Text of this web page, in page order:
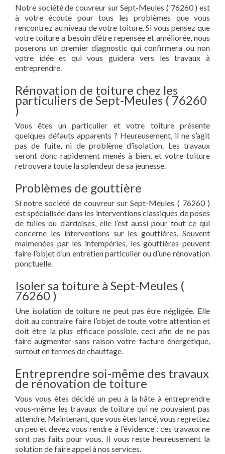
Notre société de couvreur sur Sept-Meules ( 76260 ) est
à votre écoute pour tous les problèmes que vous
rencontrez au niveau de votre toiture. Si vous pensez que
votre toiture a besoin d’être repensée et améliorée, nous
poserons un premier diagnostic qui confirmera ou non
votre idée et qui vous guidera vers les travaux à
entreprendre.
Rénovation de toiture chez les
particuliers de Sept-Meules ( 76260
)
Vous êtes un particulier et votre toiture présente
quelques défauts apparents ? Heureusement, il ne s’agit
pas de fuite, ni de problème d’isolation. Les travaux
seront donc rapidement menés à bien, et votre toiture
retrouvera toute la splendeur de sa jeunesse.
Problèmes de gouttière
Si notre société de couvreur sur Sept-Meules ( 76260 )
est spécialisée dans les interventions classiques de poses
de tuiles ou d’ardoises, elle l’est aussi pour tout ce qui
concerne les interventions sur les gouttières. Souvent
malmenées par les intempéries, les gouttières peuvent
faire l’objet d’un entretien particulier ou d’une rénovation
ponctuelle.
Isoler sa toiture à Sept-Meules (
76260 )
Une isolation de toiture ne peut pas être négligée. Elle
doit au contraire faire l’objet de toute votre attention et
doit être la plus efficace possible, ceci afin de ne pas
faire augmenter sans raison votre facture énergétique,
surtout en termes de chauffage.
Entreprendre soi-même des travaux
de rénovation de toiture
Vous vous êtes décidé un peu à la hâte à entreprendre
vous-même les travaux de toiture qui ne pouvaient pas
attendre. Maintenant, que vous êtes lancé, vous regrettez
un peu et devez vous rendre à l’évidence : ces travaux ne
sont pas faits pour vous. Il vous reste heureusement la
solution de faire appel à nos services.